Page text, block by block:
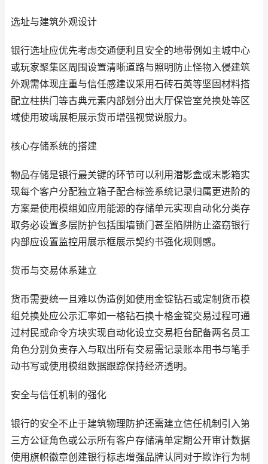
选址与建筑外观设计
银行选址应优先考虑交通便利且安全的地带例如主城中心
或玩家聚集区周围设置清晰道路与照明防止怪物入侵建筑
外观需体现庄重与信任感建议采用石砖石英等坚固材料搭
配立柱拱门等古典元素内部划分出大厅保管室兑换处等区
域使用玻璃展柜展示货币增强视觉说服力。
核心存储系统的搭建
物品存储是银行最关键的环节可以利用潜影盒或末影箱实
现每个客户分配独立箱子配合标签系统记录归属更进阶的
方案是使用模组如应用能源的存储单元实现自动化分类存
取务必设置多层防护包括围墙锁门甚至陷阱防止盗窃银行
内部应设置监控用展示框展示契约书强化规则感。
货币与交易体系建立
货币需要统一且难以伪造例如使用金锭钻石或定制货币模
组兑换处应公示汇率如一格钻石换十格金锭交易过程可通
过村民或命令方块实现自动化设立交易柜台配备两名员工
角色分别负责存入与取出所有交易需记录账本用书与笔手
动书写或使用模组数据跟踪保持经济透明。
安全与信任机制的强化
银行的安全不止于建筑物理防护还需建立信任机制引入第
三方公证角色或公示所有客户存储清单定期公开审计数据
使用旗帜徽章创建银行标志增强品牌认同对于欺诈行为制